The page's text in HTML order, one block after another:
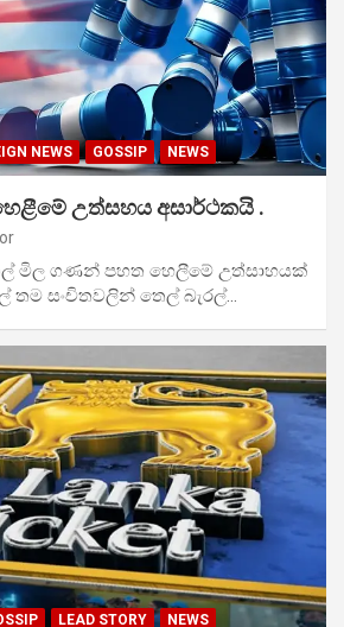
NEWS GOSSIP NEWS
උත්සහය අසාර්ථකයි .
මිල ගණන් පහත හෙලීමේ උත්සාහයක්
තම සංචිතවලින් තෙල් බැරල්…
LEAD STORY NEWS